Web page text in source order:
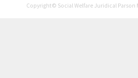
Copyright© Social Welfare Juridical Parson